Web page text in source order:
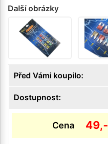
Další obrázky
Před Vámi koupilo:
Dostupnost:
Cena 49,-